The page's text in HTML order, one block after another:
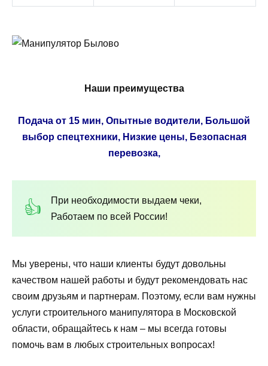
Наши преимущества
Подача от 15 мин, Опытные водители, Большой
выбор спецтехники, Низкие цены, Безопасная
перевозка,
При необходимости выдаем чеки,
Работаем по всей России!
Мы уверены, что наши клиенты будут довольны
качеством нашей работы и будут рекомендовать нас
своим друзьям и партнерам. Поэтому, если вам нужны
услуги строительного манипулятора в Московской
области, обращайтесь к нам – мы всегда готовы
помочь вам в любых строительных вопросах!